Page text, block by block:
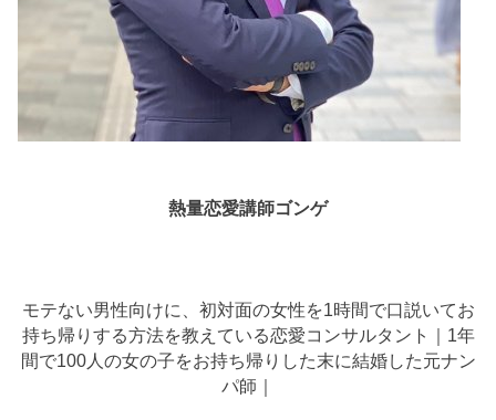
熱量恋愛講師ゴンゲ
モテない男性向けに、初対面の女性を1時間で口説いてお
持ち帰りする方法を教えている恋愛コンサルタント｜1年
間で100人の女の子をお持ち帰りした末に結婚した元ナン
パ師｜